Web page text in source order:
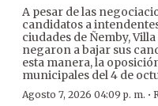
A pesar de las
candidatos a
ciudades de Ñemby,
negaron a bajar sus
esta manera, la
municipales del 4 de
Agosto 7, 2026 04:09 p. m. ·